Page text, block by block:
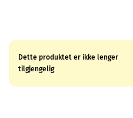
Dette produktet er ikke lenger
tilgjengelig